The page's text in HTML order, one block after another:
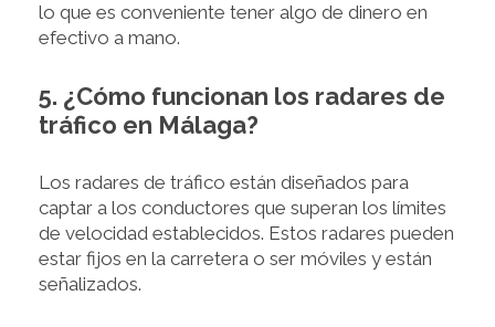
lo que es conveniente tener algo de dinero en
efectivo a mano.
5. ¿Cómo funcionan los radares de
tráfico en Málaga?
Los radares de tráfico están diseñados para
captar a los conductores que superan los límites
de velocidad establecidos. Estos radares pueden
estar fijos en la carretera o ser móviles y están
señalizados.